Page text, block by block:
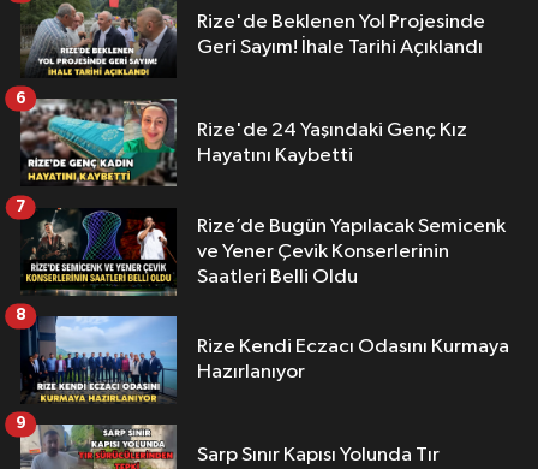
Rize'de Beklenen Yol Projesinde
Geri Sayım! İhale Tarihi Açıklandı
Rize'de 24 Yaşındaki Genç Kız
Hayatını Kaybetti
6
Rize’de Bugün Yapılacak Semicenk
ve Yener Çevik Konserlerinin
Saatleri Belli Oldu
7
Rize Kendi Eczacı Odasını Kurmaya
Hazırlanıyor
8
Sarp Sınır Kapısı Yolunda Tır
9